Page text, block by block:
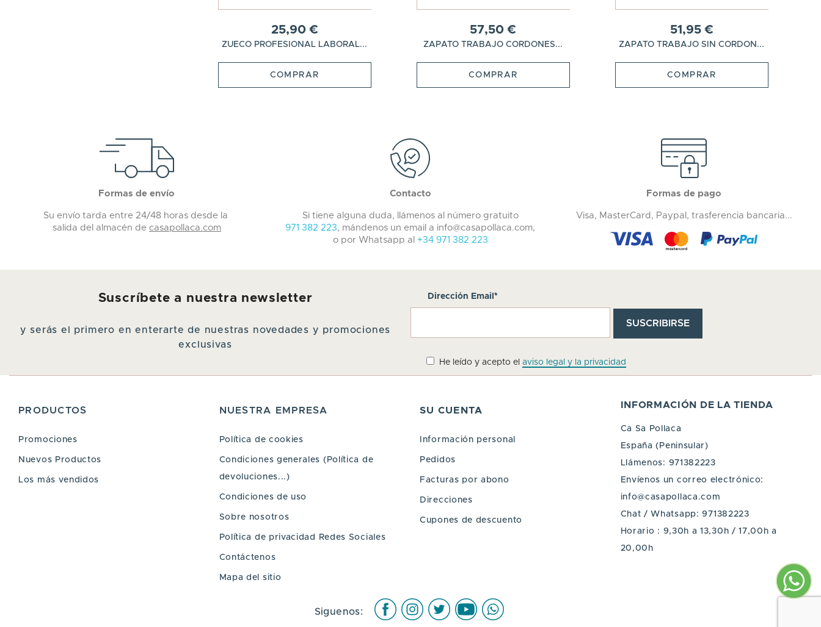
25,90 €
ZUECO PROFESIONAL LABORAL...
COMPRAR
57,50 €
ZAPATO TRABAJO CORDONES...
COMPRAR
51,95 €
ZAPATO TRABAJO SIN CORDON...
COMPRAR
Formas de envío
Su envío tarda entre 24/48 horas desde la
salida del almacén de casapollaca.com
Contacto
Si tiene alguna duda, llámenos al número gratuito
971 382 223, mándenos un email a info@casapollaca.com,
o por Whatsapp al +34 971 382 223
Formas de pago
Visa, MasterCard, Paypal, trasferencia bancaria...
Suscríbete a nuestra newsletter
y serás el primero en enterarte de nuestras novedades y promociones
exclusivas
Dirección Email*
He leído y acepto el aviso legal y la privacidad
PRODUCTOS
Promociones
Nuevos Productos
Los más vendidos
NUESTRA EMPRESA
Política de cookies
Condiciones generales (Política de
devoluciones...)
Condiciones de uso
Sobre nosotros
Política de privacidad Redes Sociales
Contáctenos
Mapa del sitio
SU CUENTA
Información personal
Pedidos
Facturas por abono
Direcciones
Cupones de descuento
INFORMACIÓN DE LA TIENDA
Ca Sa Pollaca
España (Peninsular)
Llámenos: 971382223
Envíenos un correo electrónico:
info@casapollaca.com
Chat / Whatsapp:971382223
Horario : 9,30h a 13,30h / 17,00h a
20,00h
Siguenos:
FacebookInstagramTwitter Youtube